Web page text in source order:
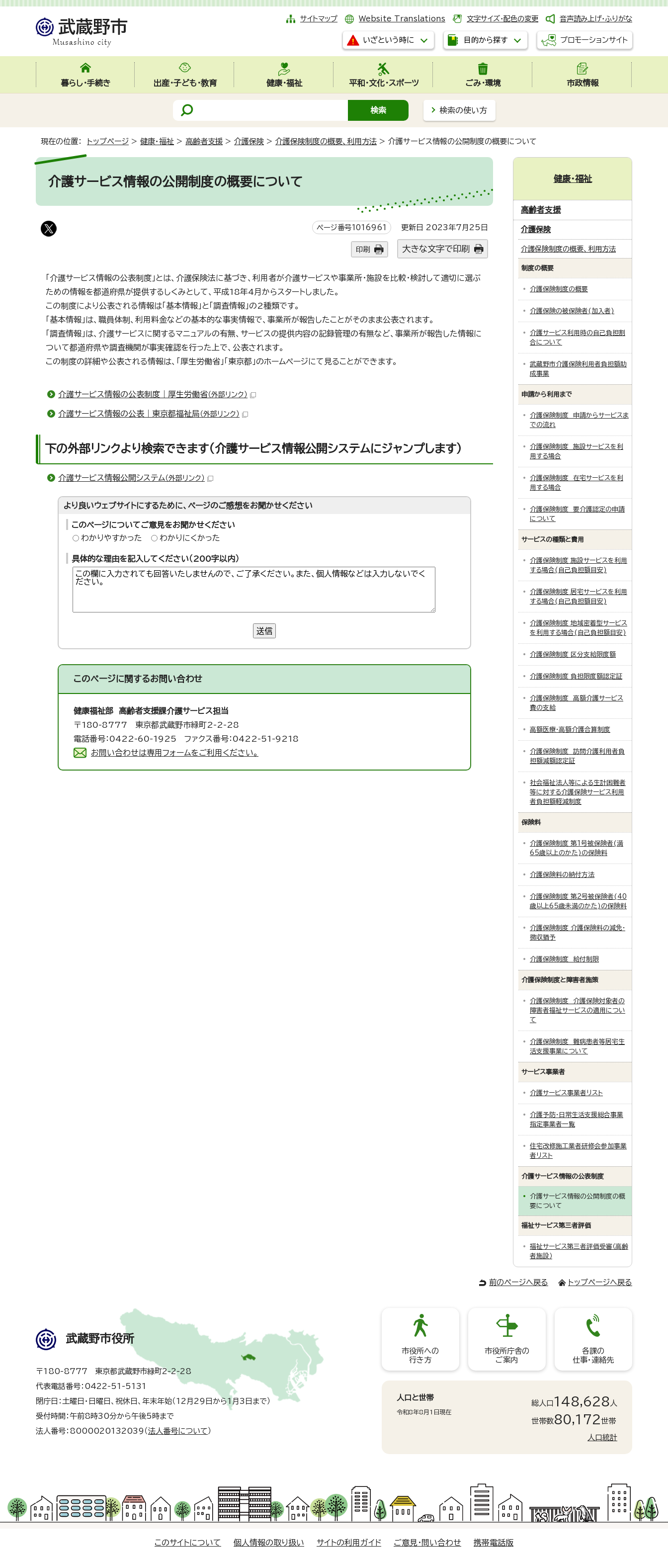
サイトマップ Website Translations 文字サイズ・配色の変更 音声読み上げ・ふりがな
いざという時に 目的から探す プロモーションサイト
暮らし・手続き 出産・子ども・教育 健康・福祉 平和・文化・スポーツ ごみ・環境 市政情報
検索の使い方
現在の位置： トップページ > 健康・福祉 > 高齢者支援 > 介護保険 > 介護保険制度の概要、利用方法 > 介護サービス情報の公開制度の概要について
介護サービス情報の公開制度の概要について
ページ番号1016961 更新日 2023年7月25日
印刷 大きな文字で印刷
「介護サービス情報の公表制度」とは、介護保険法に基づき、利用者が介護サービスや事業所・施設を比較・検討して適切に選ぶ
ための情報を都道府県が提供するしくみとして、平成18年4月からスタートしました。
この制度により公表される情報は「基本情報」と「調査情報」の2種類です。
「基本情報」は、職員体制、利用料金などの基本的な事実情報で、事業所が報告したことがそのまま公表されます。
「調査情報」は、介護サービスに関するマニュアルの有無、サービスの提供内容の記録管理の有無など、事業所が報告した情報に
ついて都道府県や調査機関が事実確認を行った上で、公表されます。
この制度の詳細や公表される情報は、「厚生労働省」「東京都」のホームページにて見ることができます。
介護サービス情報の公表制度｜厚生労働省（外部リンク）
介護サービス情報の公表｜東京都福祉局 （外部リンク）
下の外部リンクより検索できます（介護サービス情報公開システムにジャンプします）
介護サービス情報公開システム （外部リンク）
より良いウェブサイトにするために、ページのご感想をお聞かせください
このページについてご意見をお聞かせください
わかりやすかった
わかりにくかった
具体的な理由を記入してください（200字以内）
送信
このページに関するお問い合わせ
健康福祉部 高齢者支援課介護サービス担当
〒180-8777 東京都武蔵野市緑町2-2-28
電話番号：0422-60-1925 ファクス番号：0422-51-9218
お問い合わせは専用フォームをご利用ください。
健康・福祉
高齢者支援
介護保険
介護保険制度の概要、利用方法
制度の概要
介護保険制度の概要
介護保険の被保険者(加入者)
介護サービス利用時の自己負担割
合について
武蔵野市介護保険利用者負担額助
成事業
申請から利用まで
介護保険制度 申請からサービスま
での流れ
介護保険制度 施設サービスを利
用する場合
介護保険制度 在宅サービスを利
用する場合
介護保険制度 要介護認定の申請
について
サービスの種類と費用
介護保険制度 施設サービスを利用
する場合(自己負担額目安)
介護保険制度 居宅サービスを利用
する場合(自己負担額目安)
介護保険制度 地域密着型サービス
を利用する場合(自己負担額目安)
介護保険制度 区分支給限度額
介護保険制度 負担限度額認定証
介護保険制度 高額介護サービス
費の支給
高額医療・高額介護合算制度
介護保険制度 訪問介護利用者負
担額減額認定証
社会福祉法人等による生計困難者
等に対する介護保険サービス利用
者負担額軽減制度
保険料
介護保険制度 第1号被保険者(満
65歳以上のかた)の保険料
介護保険料の納付方法
介護保険制度 第2号被保険者(40
歳以上65歳未満のかた)の保険料
介護保険制度 介護保険料の減免・
徴収猶予
介護保険制度 給付制限
介護保険制度と障害者施策
介護保険制度 介護保険対象者の
障害者福祉サービスの適用につい
て
介護保険制度 難病患者等居宅生
活支援事業について
サービス事業者
介護サービス事業者リスト
介護予防・日常生活支援総合事業
指定事業者一覧
住宅改修施工業者研修会参加事業
者リスト
介護サービス情報の公表制度
介護サービス情報の公開制度の概
要について
福祉サービス第三者評価
福祉サービス第三者評価受審（高齢
者施設）
前のページへ戻る トップページへ戻る
武蔵野市役所
〒180-8777 東京都武蔵野市緑町2-2-28
代表電話番号：0422-51-5131
閉庁日：土曜日・日曜日、祝休日、年末年始（12月29日から1月3日まで）
受付時間：午前8時30分から午後5時まで
法人番号：8000020132039（ 法人番号について ）
市役所への
行き方
市役所庁舎の
ご案内
各課の
仕事・連絡先
人口と世帯
令和8年8月1日現在
総人口 148,628 人
世帯数80,172世帯
人口統計
このサイトについて 個人情報の取り扱い サイトの利用ガイド ご意見・問い合わせ 携帯電話版